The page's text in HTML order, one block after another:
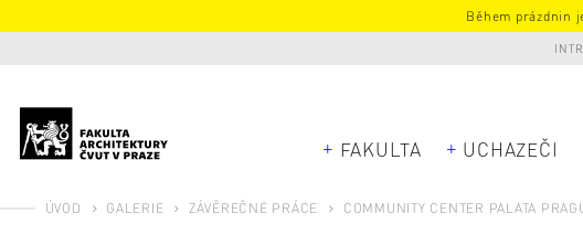
Během prázdnin
FAKULTA UCHAZEČI
ÚVOD GALERIE ZÁVĚREČNÉ PRÁCE COMMUNITY CENTER PALATA